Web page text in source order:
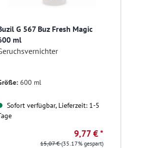
G 567 Buz Fresh Magic
ml
600 ml
Sofort verfügbar, Lieferzeit: 1-5
9,77 € *
15,07 €(35.17% gespart)